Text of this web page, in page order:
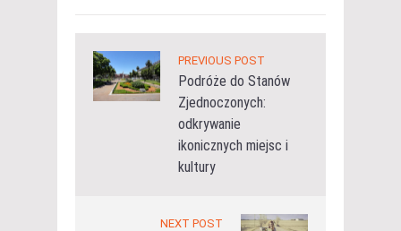
PREVIOUS POST
Podróże do Stanów
Zjednoczonych:
odkrywanie
ikonicznych miejsc i
kultury
NEXT POST